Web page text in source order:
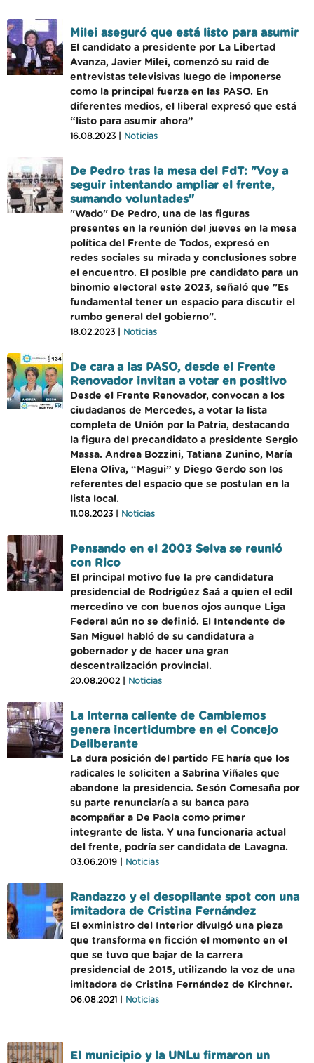
Milei aseguró que está listo para asumir
El candidato a presidente por La Libertad
Avanza, Javier Milei, comenzó su raid de
entrevistas televisivas luego de imponerse
como la principal fuerza en las PASO. En
diferentes medios, el liberal expresó que está
“listo para asumir ahora”
16.08.2023 | Noticias
De Pedro tras la mesa del FdT: "Voy a
seguir intentando ampliar el frente,
sumando voluntades"
"Wado" De Pedro, una de las figuras
presentes en la reunión del jueves en la mesa
política del Frente de Todos, expresó en
redes sociales su mirada y conclusiones sobre
el encuentro. El posible pre candidato para un
binomio electoral este 2023, señaló que "Es
fundamental tener un espacio para discutir el
rumbo general del gobierno".
18.02.2023 | Noticias
De cara a las PASO, desde el Frente
Renovador invitan a votar en positivo
Desde el Frente Renovador, convocan a los
ciudadanos de Mercedes, a votar la lista
completa de Unión por la Patria, destacando
la figura del precandidato a presidente Sergio
Massa. Andrea Bozzini, Tatiana Zunino, María
Elena Oliva, “Magui” y Diego Gerdo son los
referentes del espacio que se postulan en la
lista local.
11.08.2023 | Noticias
Pensando en el 2003 Selva se reunió
con Rico
El principal motivo fue la pre candidatura
presidencial de Rodrigúez Saá a quien el edil
mercedino ve con buenos ojos aunque Liga
Federal aún no se definió. El Intendente de
San Miguel habló de su candidatura a
gobernador y de hacer una gran
descentralización provincial.
20.08.2002 | Noticias
La interna caliente de Cambiemos
genera incertidumbre en el Concejo
Deliberante
La dura posición del partido FE haría que los
radicales le soliciten a Sabrina Viñales que
abandone la presidencia. Sesón Comesaña por
su parte renunciaría a su banca para
acompañar a De Paola como primer
integrante de lista. Y una funcionaria actual
del frente, podría ser candidata de Lavagna.
03.06.2019 | Noticias
Randazzo y el desopilante spot con una
imitadora de Cristina Fernández
El exministro del Interior divulgó una pieza
que transforma en ficción el momento en el
que se tuvo que bajar de la carrera
presidencial de 2015, utilizando la voz de una
imitadora de Cristina Fernández de Kirchner.
06.08.2021 | Noticias
El municipio y la UNLu firmaron un